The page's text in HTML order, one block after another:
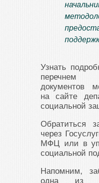
Узнать
перечнем
документов
на сайте
социальной
Обратиться
через
МФЦ или в
социальной
Напомним,
одна из